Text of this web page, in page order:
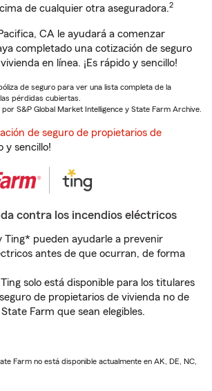
de cualquier otra aseguradora.2
CA le ayudará a comenzar
completado una cotización de seguro
en línea. ¡Es rápido y sencillo!
de seguro para ver una lista completa de la
pérdidas cubiertas.
S&P Global Market Intelligence y State Farm Archive.
de seguro de propietarios de
y sencillo!
contra los incendios eléctricos
Ting* pueden ayudarle a prevenir
antes de que ocurran, de forma
solo está disponible para los titulares
de propietarios de vivienda no de
Farm que sean elegibles.
Farm no está disponible actualmente en AK, DE, NC,